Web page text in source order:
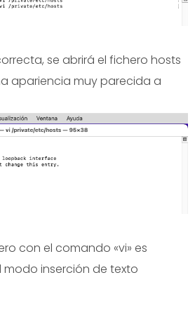
se abrirá el fichero hosts
apariencia muy parecida a
con el comando «vi» es
inserción de texto